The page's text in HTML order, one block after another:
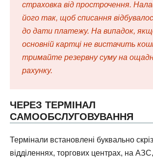
страховка від прострочення.
його так, щоб списання
до дати платежу. На випадок,
основній картці не вистачить
тримайте резервну суму на
рахунку.
ЧЕРЕЗ ТЕРМІНАЛ
САМООБСЛУГОВУВАННЯ
Термінали встановлені буквально
відділеннях, торгових центрах, на